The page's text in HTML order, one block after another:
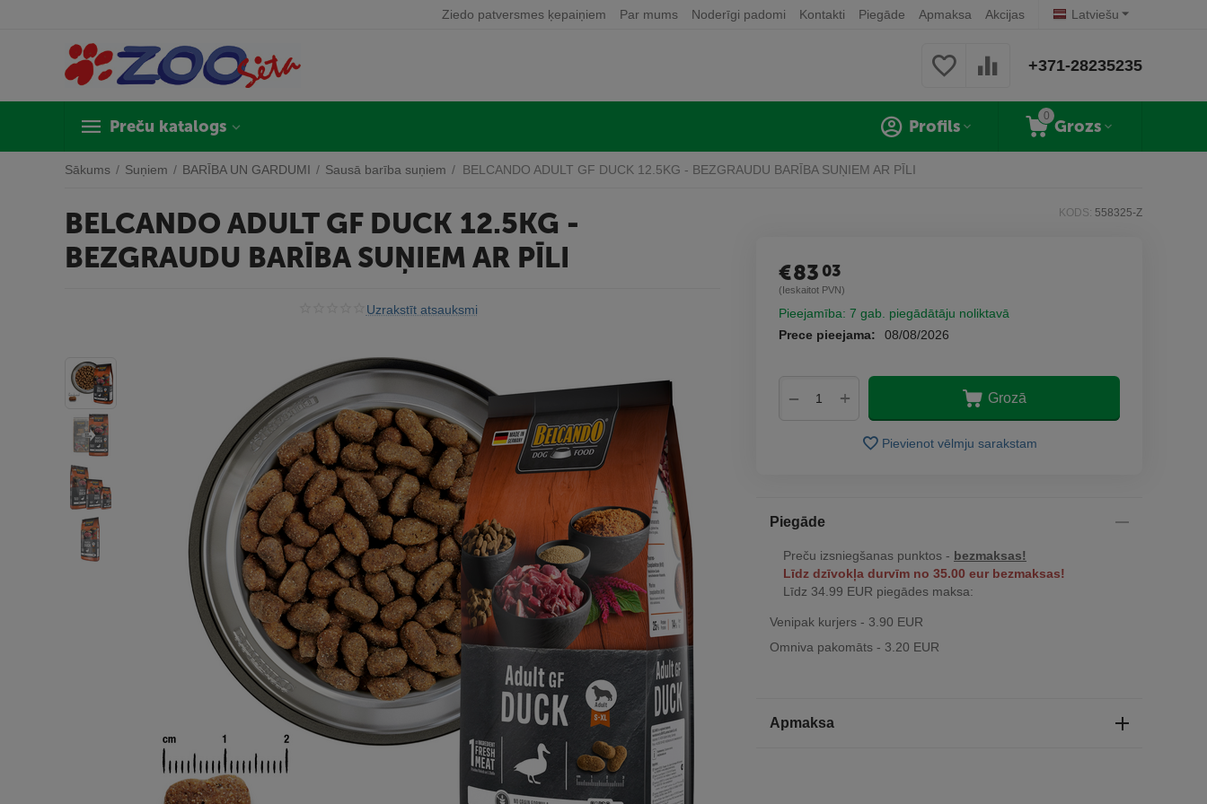
Latviešu
Ziedo patversmes ķepaiņiem Par mums Noderīgi padomi Kontakti Piegāde Apmaksa Akcijas
+371-28235235
Preču katalogs
0
Grozs
Profils
Sākums / Suņiem / BARĪBA UN GARDUMI / Sausā barība suņiem / BELCANDO ADULT GF DUCK 12.5KG - BEZGRAUDU BARĪBA SUŅIEM AR PĪLI
BELCANDO ADULT GF DUCK 12.5KG -
BEZGRAUDU BARĪBA SUŅIEM AR PĪLI
Uzrakstīt atsauksmi
KODS: 558325-Z
€83 03
(Ieskaitot PVN)
Pieejamība: 7 gab. piegādātāju noliktavā
Prece pieejama:
08/08/2026
+
− Grozā
Pievienot vēlmju sarakstam
Piegāde
Preču izsniegšanas punktos - bezmaksas!
Līdz dzīvokļa durvīm no 35.00 eur bezmaksas!
Līdz 34.99 EUR piegādes maksa:
Venipak kurjers - 3.90 EUR
Omniva pakomāts - 3.20 EUR
Apmaksa